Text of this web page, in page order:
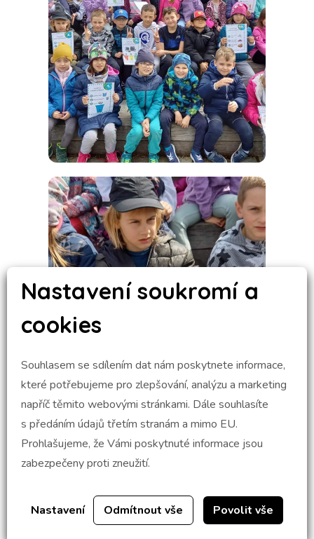
Nastavení soukromí a
cookies
Souhlasem se sdílením dat nám poskytnete informace,
které potřebujeme pro zlepšování, analýzu a marketing
napříč těmito webovými stránkami. Dále souhlasíte
s předáním údajů třetím stranám a mimo EU.
Prohlašujeme, že Vámi poskytnuté informace jsou
zabezpečeny proti zneužití.
Nastavení Odmítnout vše Povolit vše